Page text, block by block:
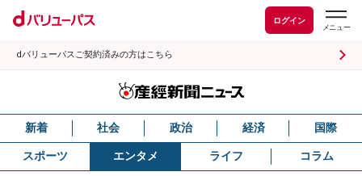
ログイン
dバリューパスご契約済みの方はこちら
新着 社会 政治 経済 国際
スポーツ エンタメ ライフ コラム